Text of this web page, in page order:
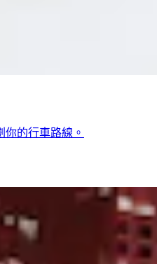
的行車路線。